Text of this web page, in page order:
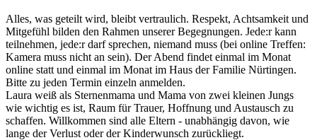
Alles, was geteilt wird, bleibt vertraulich. Respekt, Achtsamkeit und
Mitgefühl bilden den Rahmen unserer Begegnungen. Jede:r kann
teilnehmen, jede:r darf sprechen, niemand muss (bei online Treffen:
Kamera muss nicht an sein). Der Abend findet einmal im Monat
online statt und einmal im Monat im Haus der Familie Nürtingen.
Bitte zu jeden Termin einzeln anmelden.
Laura weiß als Sternenmama und Mama von zwei kleinen Jungs
wie wichtig es ist, Raum für Trauer, Hoffnung und Austausch zu
schaffen. Willkommen sind alle Eltern - unabhängig davon, wie
lange der Verlust oder der Kinderwunsch zurückliegt.